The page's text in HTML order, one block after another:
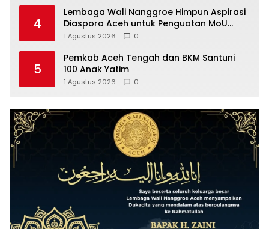
4
Lembaga Wali Nanggroe Himpun Aspirasi
Diaspora Aceh untuk Penguatan MoU
Helsinki dan UU 11/2006, Ini Hasilnya
1 Agustus 2026 0
5
Pemkab Aceh Tengah dan BKM Santuni
100 Anak Yatim
1 Agustus 2026 0